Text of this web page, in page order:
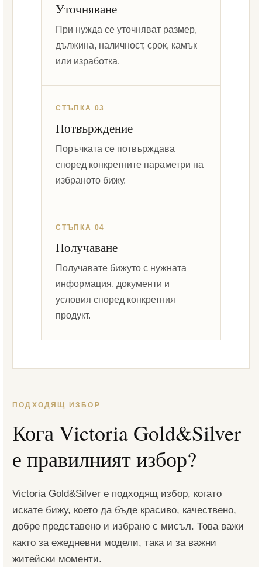
Уточняване
При нужда се уточняват размер,
дължина, наличност, срок, камък
или изработка.
СТЪПКА 03
Потвърждение
Поръчката се потвърждава
според конкретните параметри на
избраното бижу.
СТЪПКА 04
Получаване
Получавате бижуто с нужната
информация, документи и
условия според конкретния
продукт.
ПОДХОДЯЩ ИЗБОР
Кога Victoria Gold&Silver
е правилният избор?
Victoria Gold&Silver е подходящ избор, когато
искате бижу, което да бъде красиво, качествено,
добре представено и избрано с мисъл. Това важи
както за ежедневни модели, така и за важни
житейски моменти.